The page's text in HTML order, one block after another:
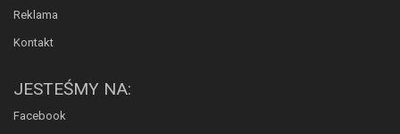
Reklama
Kontakt
JESTEŚMY NA:
Facebook